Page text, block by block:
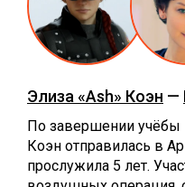
Элиза «Ash» Коэн —
По завершении учёбы
Коэн отправилась в
прослужила 5 лет.